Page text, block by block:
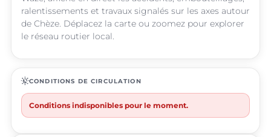
ralentissements et travaux signalés sur les axes autour
de Chèze. Déplacez la carte ou zoomez pour explorer
le réseau routier local.
routineCONDITIONS DE CIRCULATION
Conditions indisponibles pour le moment.